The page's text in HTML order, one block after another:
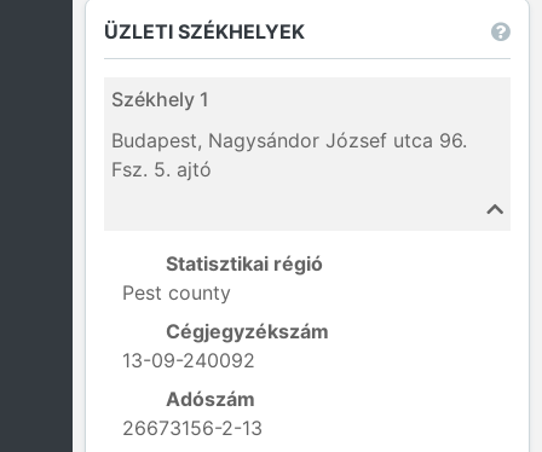
ÜZLETI SZÉKHELYEK
Székhely 1
Budapest, Nagysándor József utca 96.
Fsz. 5. ajtó
Statisztikai régió
Pest county
Cégjegyzékszám
13-09-240092
Adószám
26673156-2-13